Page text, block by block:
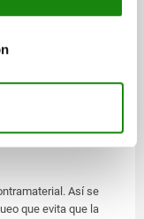
Así se
que evita que la